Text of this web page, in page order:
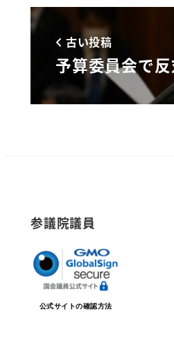
古い投稿
予算委員会で
参議院議員
公式サイトの確認方法